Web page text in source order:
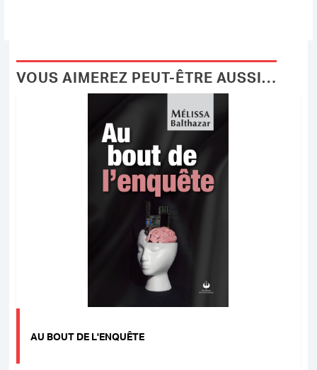
VOUS AIMEREZ PEUT-ÊTRE AUSSI…
AU BOUT DE L'ENQUÊTE